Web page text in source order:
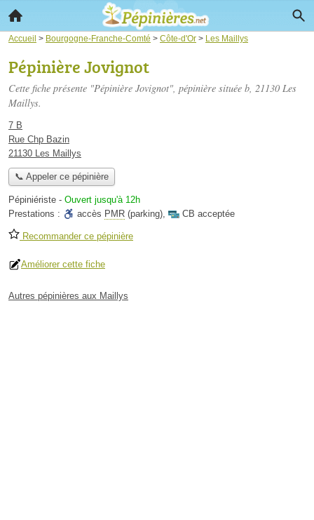
Accueil > Bourgogne-Franche-Comté > Côte-d'Or > Les Maillys
Pépinière Jovignot
Cette fiche présente "Pépinière Jovignot", pépinière située b, 21130 Les
Maillys.
7 B
Rue Chp Bazin
21130 Les Maillys
📞 Appeler ce pépinière
Pépiniériste - Ouvert jusqu'à 12h
Prestations :
accès PMR (parking), CB acceptée
Recommander ce pépinière
Améliorer cette fiche
Autres pépinières aux Maillys